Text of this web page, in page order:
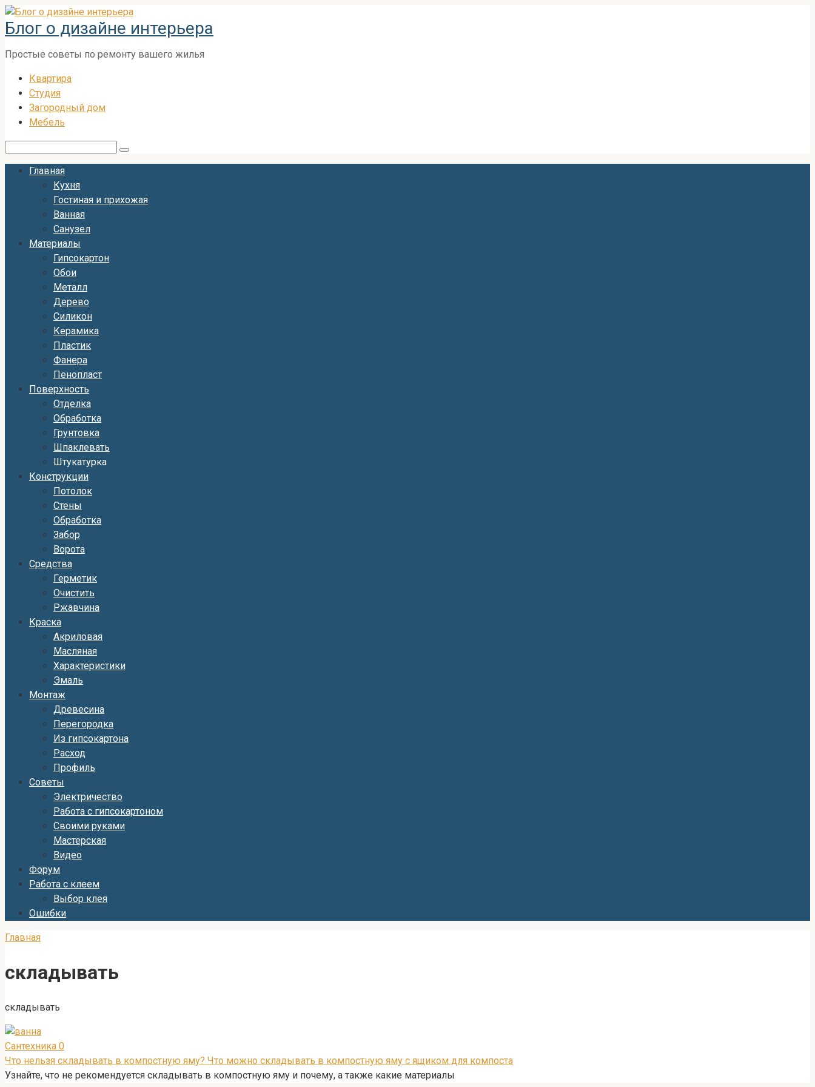
Перейти
к
контенту
Блог о дизайне интерьера
Простые советы по ремонту вашего жилья
Квартира
Студия
Загородный дом
Мебель
Главная
Кухня
Гостиная и прихожая
Ванная
Санузел
Материалы
Гипсокартон
Обои
Металл
Дерево
Силикон
Керамика
Пластик
Фанера
Пенопласт
Поверхность
Отделка
Обработка
Грунтовка
Шпаклевать
Штукатурка
Конструкции
Потолок
Стены
Обработка
Забор
Ворота
Средства
Герметик
Очистить
Ржавчина
Краска
Акриловая
Масляная
Характеристики
Эмаль
Монтаж
Древесина
Перегородка
Из гипсокартона
Расход
Профиль
Советы
Электричество
Работа с гипсокартоном
Своими руками
Мастерская
Видео
Форум
Работа с клеем
Выбор клея
Ошибки
Главная
складывать
складывать
Сантехника 0
Что нельзя складывать в компостную яму? Что можно складывать в компостную яму с ящиком для компоста
Узнайте, что не рекомендуется складывать в компостную яму и почему, а также какие материалы